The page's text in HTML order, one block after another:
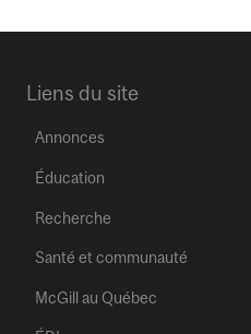
Liens du site
Annonces
Éducation
Recherche
Santé et communauté
McGill au Québec